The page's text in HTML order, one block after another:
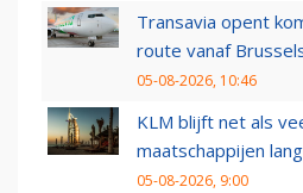
Transavia opent
route vanaf
05-08-2026, 10:46
KLM blijft net als
maatschappijen
05-08-2026, 9:00